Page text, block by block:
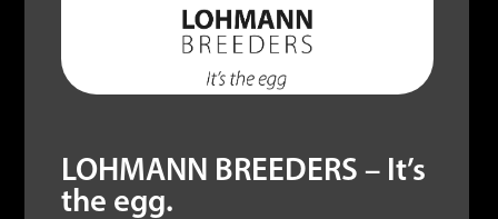
LOHMANN BREEDERS – It’s
the egg.